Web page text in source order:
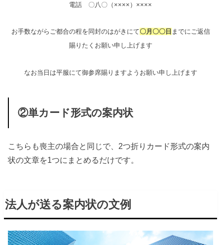
電話 〇八〇（××××）××××
お手数ながらご都合の程を同封のはがきにて〇月〇〇日 までにご返信
賜りたくお願い申し上げます
なお当日は平服にて御参席賜りますようお願い申し上げます
②単カード形式の案内状
こちらも喪主の場合と同じで、2つ折りカード形式の案内
状の文章を1つにまとめるだけです。
法人が送る案内状の文例